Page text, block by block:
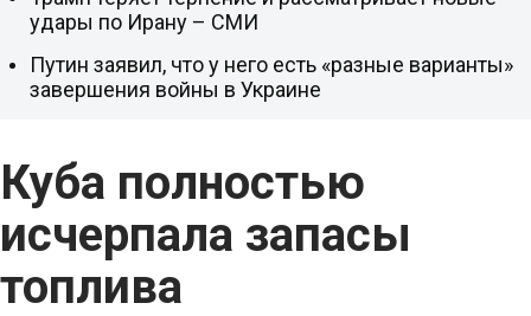
Куба полностью
исчерпала запасы
топлива
удары по Ирану – СМИ
Путин заявил, что у него есть «разные варианты»
завершения войны в Украине